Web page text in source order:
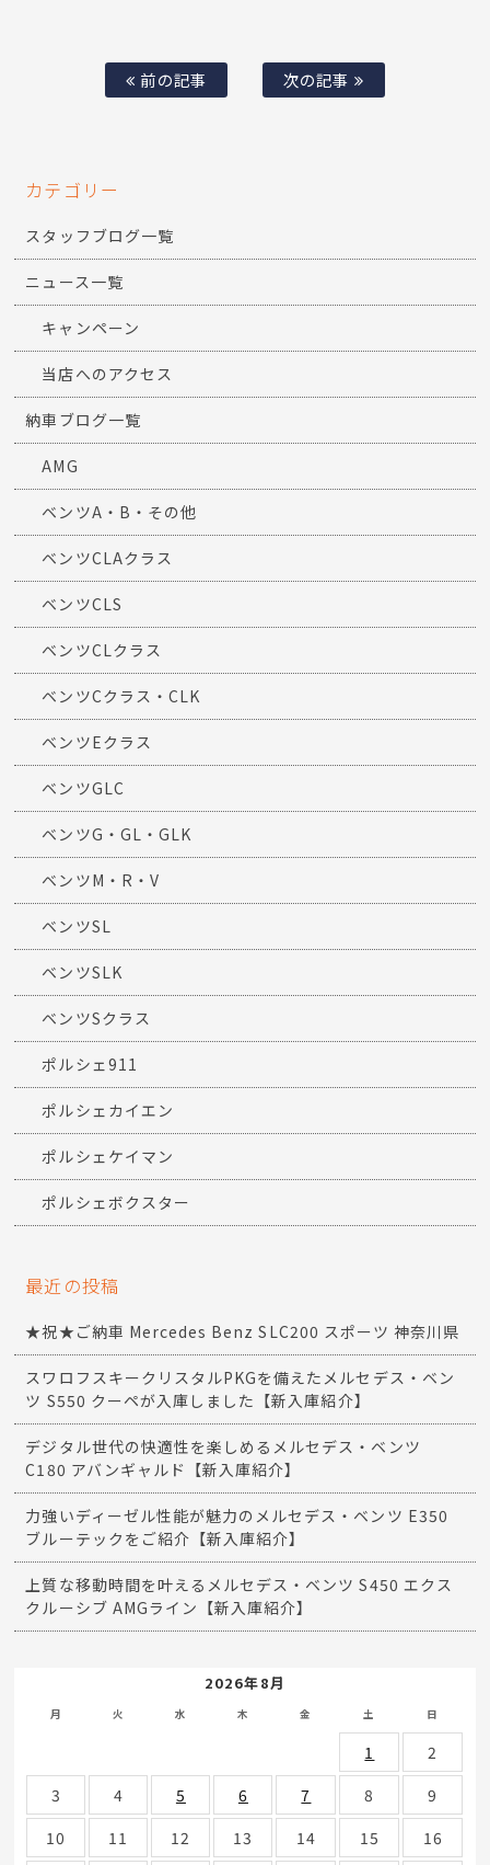
前の記事 次の記事
カテゴリー
スタッフブログ一覧
ニュース一覧
キャンペーン
当店へのアクセス
納車ブログ一覧
AMG
ベンツA・B・その他
ベンツCLAクラス
ベンツCLS
ベンツCLクラス
ベンツCクラス・CLK
ベンツEクラス
ベンツGLC
ベンツG・GL・GLK
ベンツM・R・V
ベンツSL
ベンツSLK
ベンツSクラス
ポルシェ911
ポルシェカイエン
ポルシェケイマン
ポルシェボクスター
最近の投稿
★祝★ご納車 Mercedes Benz SLC200 スポーツ 神奈川県
スワロフスキークリスタルPKGを備えたメルセデス・ベン
ツ S550 クーペが入庫しました【新入庫紹介】
デジタル世代の快適性を楽しめるメルセデス・ベンツ
C180 アバンギャルド【新入庫紹介】
力強いディーゼル性能が魅力のメルセデス・ベンツ E350
ブルーテックをご紹介【新入庫紹介】
上質な移動時間を叶えるメルセデス・ベンツ S450 エクス
クルーシブ AMGライン【新入庫紹介】
2026年8月
月 火 水 木 金 土 日
1
2
3
4 5 6 7 8
9
10
11 12 13 14 15 16